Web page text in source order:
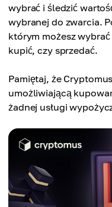
wybrać i śledzić
wybranej do zwarcia.
którym możesz
kupić, czy sprzedać.
Pamiętaj, że
umożliwiającą
żadnej usługi